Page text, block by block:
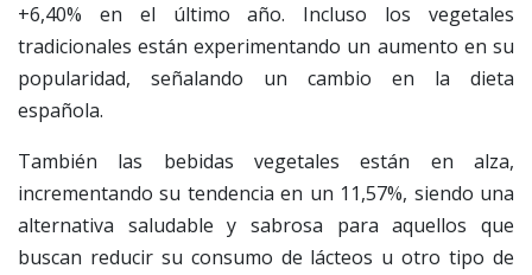
+6,40% en el último año. Incluso los vegetales
tradicionales están experimentando un aumento en su
popularidad, señalando un cambio en la dieta
española.
También las bebidas vegetales están en alza,
incrementando su tendencia en un 11,57%, siendo una
alternativa saludable y sabrosa para aquellos que
buscan reducir su consumo de lácteos u otro tipo de